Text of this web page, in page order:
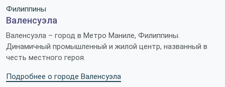
Филиппины
Валенсуэла
Валенсуэла – город в Метро Маниле, Филиппины.
Динамичный промышленный и жилой центр, названный в
честь местного героя.
Подробнее о городе Валенсуэла